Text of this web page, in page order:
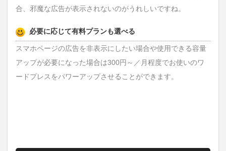
合、邪魔な広告が表示されないのがうれしいですね。
必要に応じて有料プランも選べる
スマホページの広告を非表示にしたい場合や使用できる容量
アップが必要になった場合は300円～／月程度でお使いのワ
ードプレスをパワーアップさせることができます。